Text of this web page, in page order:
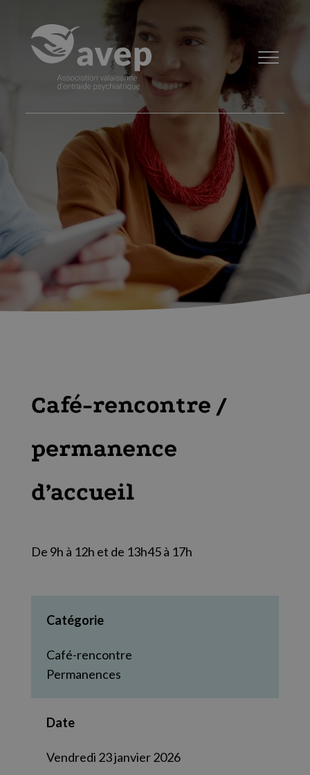
Café-rencontre /
permanence
d’accueil
De 9h à 12h et de 13h45 à 17h
Catégorie
Café-rencontre
Permanences
Date
Vendredi 23 janvier 2026